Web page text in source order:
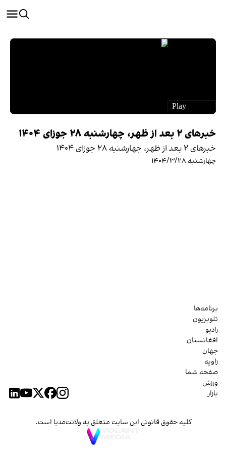
خبرهای ۲ بعد از ظهر، چهارشنبه ۲۸ جوزای ۱۴۰۴
خبرهای ۲ بعد از ظهر، چهارشنبه ۲۸ جوزای ۱۴۰۴
چهارشنبه ۱۴۰۴/۳/۲۸
برنامه‌ها
تلویزیون
رادیو
افغانستان
جهان
زاویه
صفحه شما
ورزش
بازار
کلیه حقوق قانونی این سایت متعلق به ولانت‌مدیا است.